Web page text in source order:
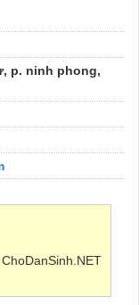
p. ninh phong,